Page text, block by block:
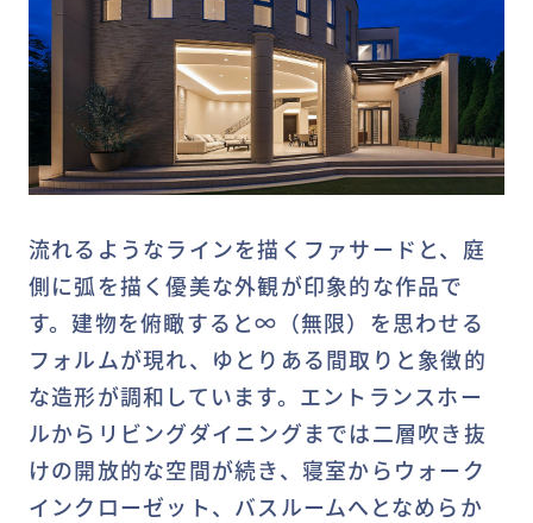
流れるようなラインを描くファサードと、庭
側に弧を描く優美な外観が印象的な作品で
す。建物を俯瞰すると∞（無限）を思わせる
フォルムが現れ、ゆとりある間取りと象徴的
な造形が調和しています。エントランスホー
ルからリビングダイニングまでは二層吹き抜
けの開放的な空間が続き、寝室からウォーク
インクローゼット、バスルームへとなめらか